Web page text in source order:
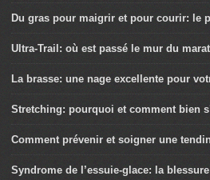
Du gras pour maigrir et pour courir: le
Ultra-Trail: où est passé le mur du
La brasse: une nage excellente pour
Stretching: pourquoi et comment bien
Comment prévenir et soigner une
Syndrome de l’essuie-glace: la